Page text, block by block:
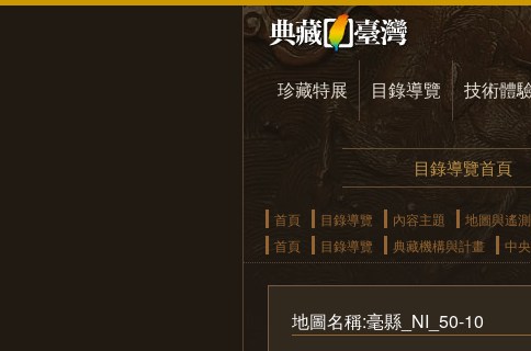
珍藏特展 目錄導覽 技術體
目錄導覽首頁
首頁 目錄導覽 內容主題 地圖與遙測
首頁
目錄導覽 典藏機構與計畫 中
地圖名稱:毫縣_NI_50-10